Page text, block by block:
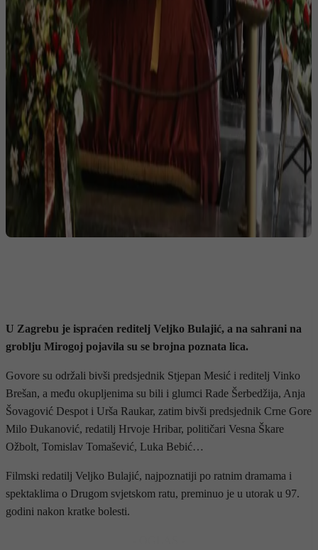
U Zagrebu je ispraćen reditelj Veljko Bulajić, a na sahrani na
groblju Mirogoj pojavila su se brojna poznata lica.
Govore su održali bivši predsjednik Stjepan Mesić i reditelj Vinko
Brešan, a među okupljenima su bili i glumci Rade Šerbedžija, Anja
Šovagović Despot i Urša Raukar, zatim bivši predsjednik Crne Gore
Milo Đukanović, redatilj Hrvoje Hribar, političari Vesna Škare
Ožbolt, Tomislav Tomašević, Luka Bebić…
Filmski redatilj Veljko Bulajić, najpoznatiji po ratnim dramama i
spektaklima o Drugom svjetskom ratu, preminuo je u utorak u 97.
godini nakon kratke bolesti.